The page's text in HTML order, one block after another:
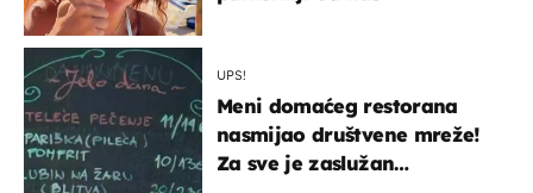
UPS!
Meni domaćeg restorana
nasmijao društvene mreže!
Za sve je zaslužan